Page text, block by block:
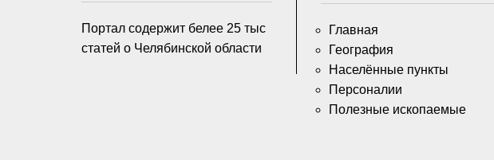
Портал содержит белее 25 тыс
статей о Челябинской области
Главная
География
Населённые пункты
Персоналии
Полезные ископаемые